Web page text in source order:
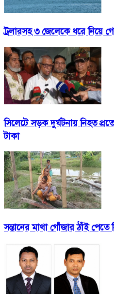
ট্রলারসহ ৩ জেলেকে ধরে নিয়ে
সিলেটে সড়ক দুর্ঘটনায় নিহত
টাকা
সন্তানের মাথা গোঁজার ঠাঁই